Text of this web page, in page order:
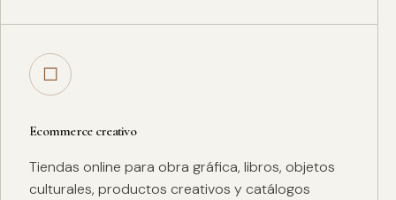
□
Ecommerce creativo
Tiendas online para obra gráfica, libros, objetos
culturales, productos creativos y catálogos